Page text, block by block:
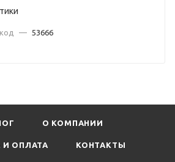
— 53666
О КОМПАНИИ
ОПЛАТА КОНТАКТЫ